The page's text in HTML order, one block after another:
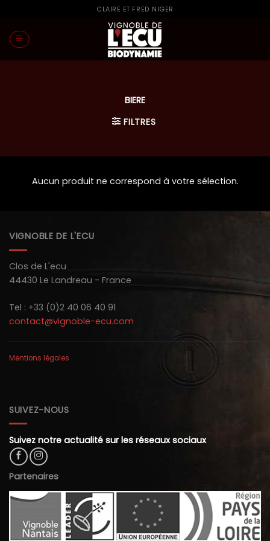
contenu
CLAIRE ET FRED NIGER
BIERE
FILTRES
Aucun produit ne correspond à votre sélection.
VIGNOBLE DE L'ECU
Clos de L'ecu
44430 Le Landreau - France
Tel : +33 (0)2 40 06 40 91
contact@vignoble-ecu.com
Mentions légales
SUIVEZ-NOUS
Suivez notre actualité sur les réseaux sociaux
Partenaires